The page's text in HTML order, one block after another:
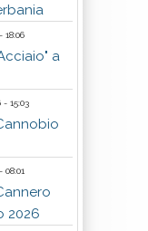
18:06
a
- 15:03
08:01
2026